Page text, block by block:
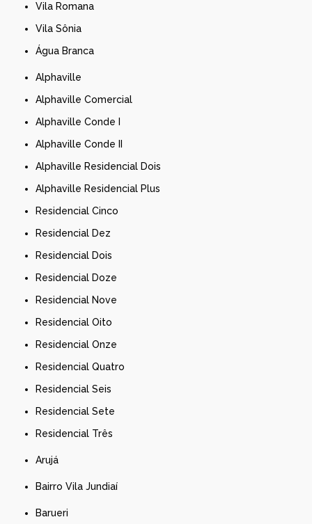
Vila Romana
Vila Sônia
Água Branca
Alphaville
Alphaville Comercial
Alphaville Conde I
Alphaville Conde II
Alphaville Residencial Dois
Alphaville Residencial Plus
Residencial Cinco
Residencial Dez
Residencial Dois
Residencial Doze
Residencial Nove
Residencial Oito
Residencial Onze
Residencial Quatro
Residencial Seis
Residencial Sete
Residencial Três
Arujá
Bairro Vila Jundiaí
Barueri